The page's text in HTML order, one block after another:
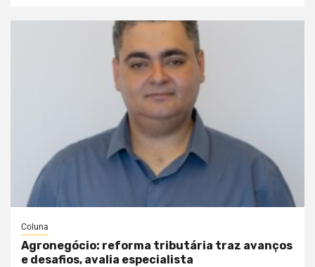
Coluna
Agronegócio: reforma tributária traz avanços
e desafios, avalia especialista